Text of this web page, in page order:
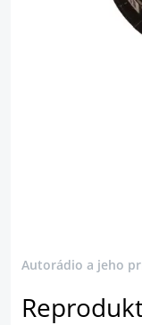
Autorádio a jeho